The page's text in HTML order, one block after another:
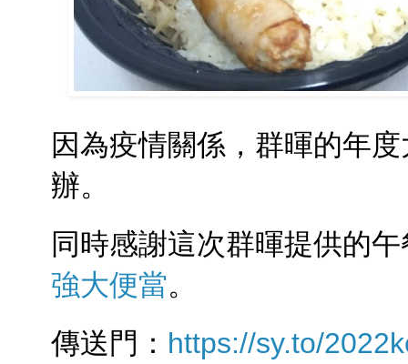
因為疫情關係，群暉的年
辦。
同時感謝這次群暉提供的
強大便當。
傳送門： https://sy.to/